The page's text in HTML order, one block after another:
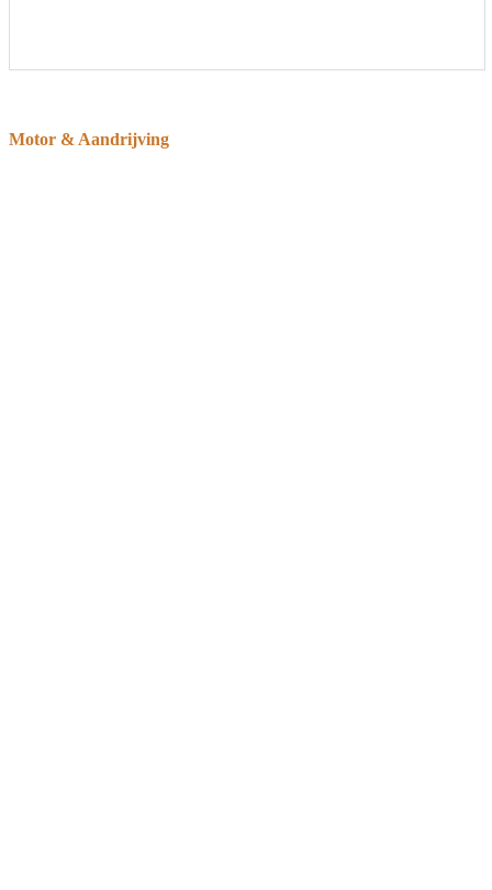
Motor & Aandrijving